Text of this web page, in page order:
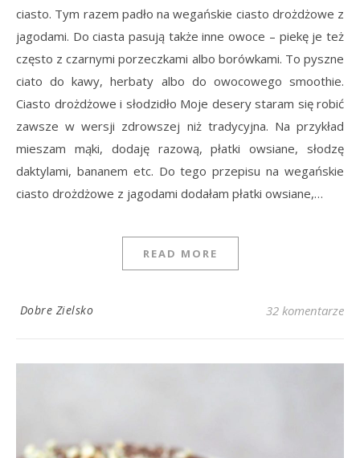
ciasto. Tym razem padło na wegańskie ciasto drożdżowe z
jagodami. Do ciasta pasują także inne owoce – piekę je też
często z czarnymi porzeczkami albo borówkami. To pyszne
ciato do kawy, herbaty albo do owocowego smoothie.
Ciasto drożdżowe i słodzidło Moje desery staram się robić
zawsze w wersji zdrowszej niż tradycyjna. Na przykład
mieszam mąki, dodaję razową, płatki owsiane, słodzę
daktylami, bananem etc. Do tego przepisu na wegańskie
ciasto drożdżowe z jagodami dodałam płatki owsiane,…
READ MORE
Dobre Zielsko 32 komentarze